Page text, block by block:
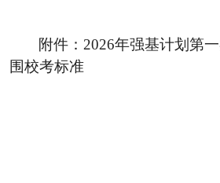
附件： 2026年强基计划第
围校考标准